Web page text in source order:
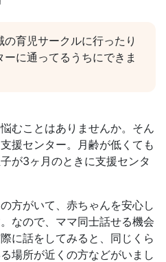
の育児サークルに行ったり
ーに通ってるうちにできま
むことはありませんか。そん
援センター。月齢が低くても
が3ヶ月のときに支援センタ
方がいて、赤ちゃんを安心し
なので、ママ同士話せる機会
に話をしてみると、同じくら
場所が近くの方などがいまし